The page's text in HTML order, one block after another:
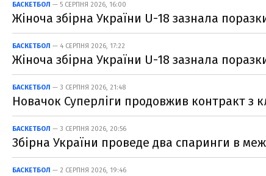
БАСКЕТБОЛ — 5 СЕРПНЯ 2026, 16:00
Жіноча збірна України U-18 зазнала
БАСКЕТБОЛ — 4 СЕРПНЯ 2026, 17:22
Жіноча збірна України U-18 зазнала
БАСКЕТБОЛ — 3 СЕРПНЯ 2026, 21:48
Новачок Суперліги продовжив контракт
БАСКЕТБОЛ — 3 СЕРПНЯ 2026, 20:56
Збірна України проведе два спаринги в
БАСКЕТБОЛ — 2 СЕРПНЯ 2026, 19:46